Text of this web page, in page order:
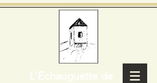
L'Echauguette de